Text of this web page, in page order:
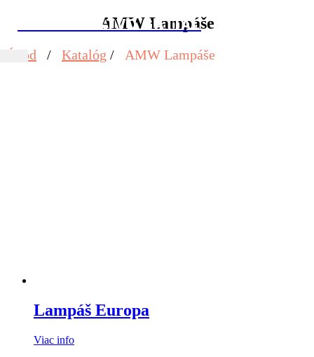
KAMENÁRSTVO GATIAL
AMW Lampáše
Úvod / Katalóg / AMW Lampáše
Lampáš Europa
Viac info